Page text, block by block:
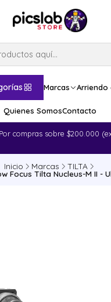
Marcas Arriendo
Quienes SomosContacto
compras sobre $200.000
Inicio Marcas TILTA
Focus Tilta Nucleus-M II -